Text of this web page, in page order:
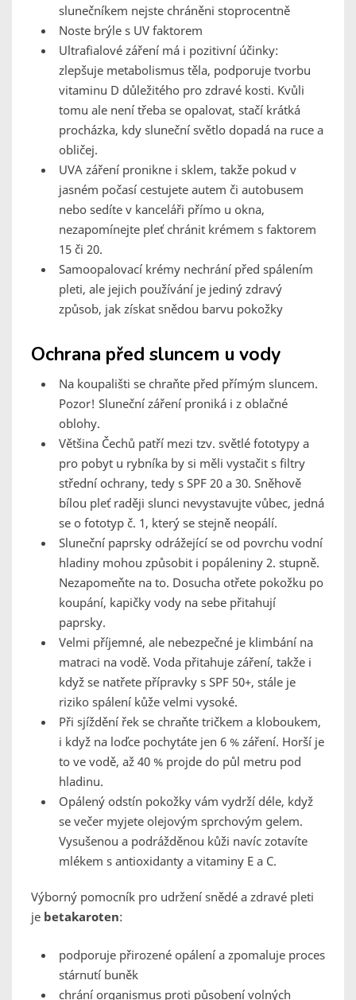
slunečníkem nejste chráněni stoprocentně
Noste brýle s UV faktorem
Ultrafialové záření má i pozitivní účinky:
zlepšuje metabolismus těla, podporuje tvorbu
vitaminu D důležitého pro zdravé kosti. Kvůli
tomu ale není třeba se opalovat, stačí krátká
procházka, kdy sluneční světlo dopadá na ruce a
obličej.
UVA záření pronikne i sklem, takže pokud v
jasném počasí cestujete autem či autobusem
nebo sedíte v kanceláři přímo u okna,
nezapomínejte pleť chránit krémem s faktorem
15 či 20.
Samoopalovací krémy nechrání před spálením
pleti, ale jejich používání je jediný zdravý
způsob, jak získat snědou barvu pokožky
Ochrana před sluncem u vody
Na koupališti se chraňte před přímým sluncem.
Pozor! Sluneční záření proniká i z oblačné
oblohy.
Většina Čechů patří mezi tzv. světlé fototypy a
pro pobyt u rybníka by si měli vystačit s filtry
střední ochrany, tedy s SPF 20 a 30. Sněhově
bílou pleť raději slunci nevystavujte vůbec, jedná
se o fototyp č. 1, který se stejně neopálí.
Sluneční paprsky odrážející se od povrchu vodní
hladiny mohou způsobit i popáleniny 2. stupně.
Nezapomeňte na to. Dosucha otřete pokožku po
koupání, kapičky vody na sebe přitahují
paprsky.
Velmi příjemné, ale nebezpečné je klimbání na
matraci na vodě. Voda přitahuje záření, takže i
když se natřete přípravky s SPF 50+, stále je
riziko spálení kůže velmi vysoké.
Při sjíždění řek se chraňte tričkem a kloboukem,
i když na loďce pochytáte jen 6 % záření. Horší je
to ve vodě, až 40 % projde do půl metru pod
hladinu.
Opálený odstín pokožky vám vydrží déle, když
se večer myjete olejovým sprchovým gelem.
Vysušenou a podrážděnou kůži navíc zotavíte
mlékem s antioxidanty a vitaminy E a C.
Výborný pomocník pro udržení snědé a zdravé pleti
je betakaroten:
podporuje přirozené opálení a zpomaluje proces
stárnutí buněk
chrání organismus proti působení volných